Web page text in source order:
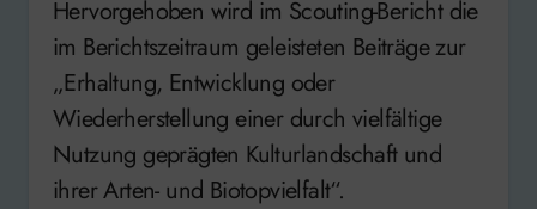
Hervorgehoben wird im Scouting-Bericht die
im Berichtszeitraum geleisteten Beiträge zur
„Erhaltung, Entwicklung oder
Wiederherstellung einer durch vielfältige
Nutzung geprägten Kulturlandschaft und
ihrer Arten- und Biotopvielfalt“.